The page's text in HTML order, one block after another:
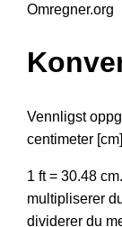
Omregner.org
Vennligst
centimeter
1 ft = 30.48
multipliserer
dividerer du